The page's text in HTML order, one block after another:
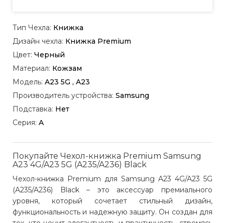
Тип Чехла: Книжка
Дизайн чехла: Книжка Premium
Цвет: Черный
Материал: Кожзам
Модель: A23 5G , A23
Производитель устройства: Samsung
Подставка: Нет
Серия: A
Покупайте Чехол-книжка Premium Samsung
A23 4G/A23 5G (A235/A236) Black
Чехол-книжка Premium для Samsung A23 4G/A23 5G
(A235/A236) Black – это аксессуар премиального
уровня, который сочетает стильный дизайн,
функциональность и надежную защиту. Он создан для